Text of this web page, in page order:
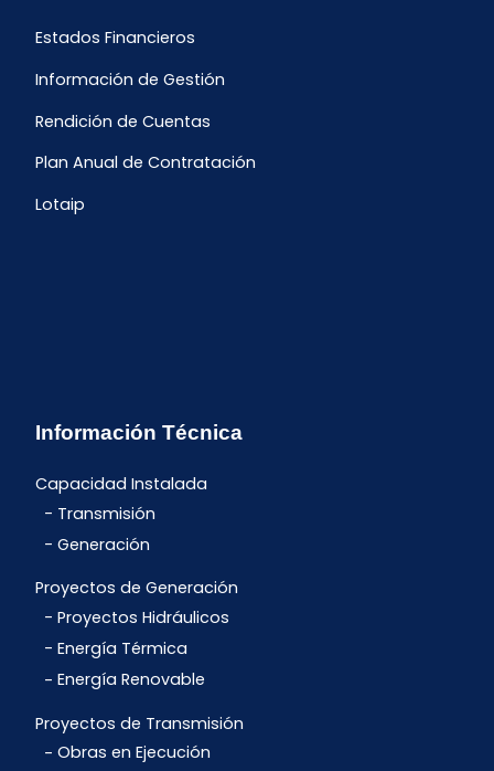
Estados Financieros
Información de Gestión
Rendición de Cuentas
Plan Anual de Contratación
Lotaip
Información Técnica
Capacidad Instalada
Transmisión
Generación
Proyectos de Generación
Proyectos Hidráulicos
Energía Térmica
Energía Renovable
Proyectos de Transmisión
Obras en Ejecución